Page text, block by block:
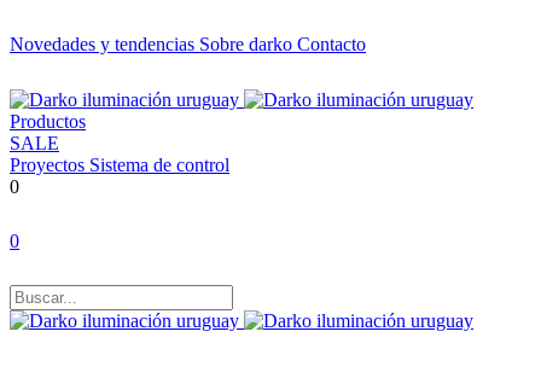
Novedades y tendencias Sobre darko Contacto
Productos
SALE
Proyectos Sistema de control
0
0